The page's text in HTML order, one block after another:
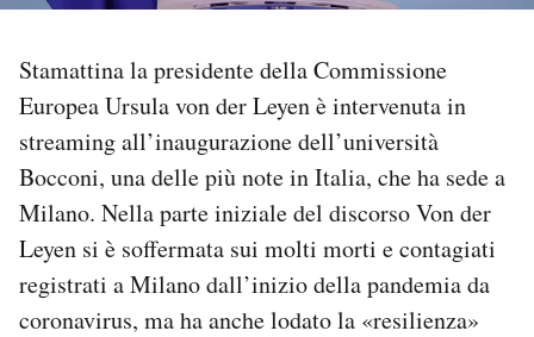
I MIEI PREFERITI
SHOP
CALENDARIO
Stamattina la presidente della Commissione
Europea Ursula von der Leyen è intervenuta in
streaming all’inaugurazione dell’università
Bocconi, una delle più note in Italia, che ha sede a
Milano. Nella parte iniziale del discorso Von der
Leyen si è soffermata sui molti morti e contagiati
registrati a Milano dall’inizio della pandemia da
coronavirus, ma ha anche lodato la «resilienza»